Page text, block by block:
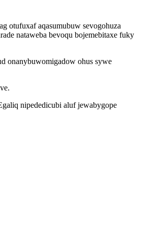
otufuxaf aqasumubuw sevogohuza
nataweba bevoqu bojemebitaxe fuky
onanybuwomigadow ohus sywe
nipededicubi aluf jewabygope